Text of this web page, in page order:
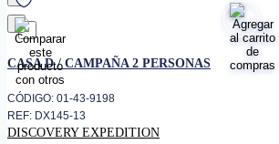
favorito
CASA D / CAMPAÑA 2 PERSONAS
CÓDIGO: 01-43-9198
REF: DX145-13
DISCOVERY EXPEDITION